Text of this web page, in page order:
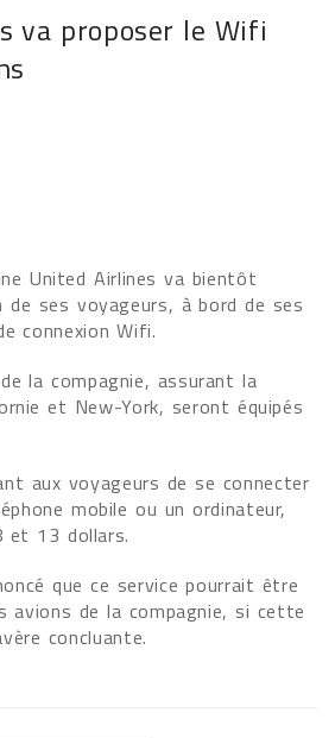
va proposer le Wifi
United Airlines va bientôt
ses voyageurs, à bord de ses
connexion Wifi.
la compagnie, assurant la
et New-York, seront équipés
aux voyageurs de se connecter
mobile ou un ordinateur,
et 13 dollars.
que ce service pourrait être
avions de la compagnie, si cette
concluante.